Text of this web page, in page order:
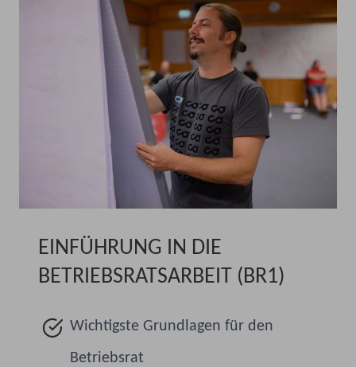
EINFÜHRUNG IN DIE
BETRIEBSRATSARBEIT (BR1)
Wichtigste Grundlagen für den
Betriebsrat